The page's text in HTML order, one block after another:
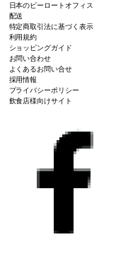
日本のピーロートオフィス
配送
特定商取引法に基づく表示
利用規約
ショッピングガイド
お問い合わせ
よくあるお問い合せ
採用情報
プライバシーポリシー
飲食店様向けサイト